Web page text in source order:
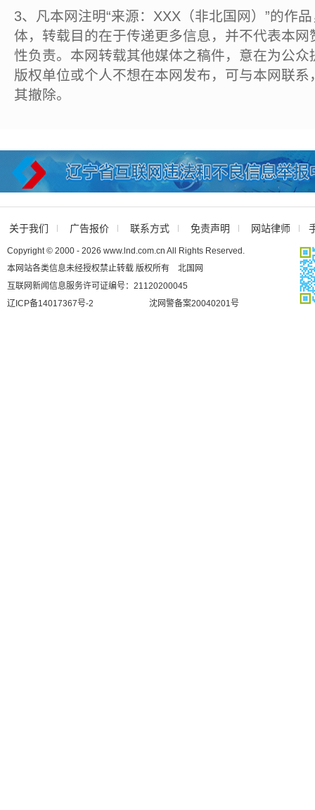
3、凡本网注明“来源：XXX（非北国网）”的作
体，转载目的在于传递更多信息，并不代表本
性负责。本网转载其他媒体之稿件，意在为公
版权单位或个人不想在本网发布，可与本网联
其撤除。
关于我们 广告报价 联系方式 免责声明 网站律师
Copyright © 2000 - 2026 www.lnd.com.cn All Rights Reserved.
本网站各类信息未经授权禁止转载 版权所有 北国网
互联网新闻信息服务许可证编号：21120200045
辽ICP备14017367号-2
沈网警备案20040201号